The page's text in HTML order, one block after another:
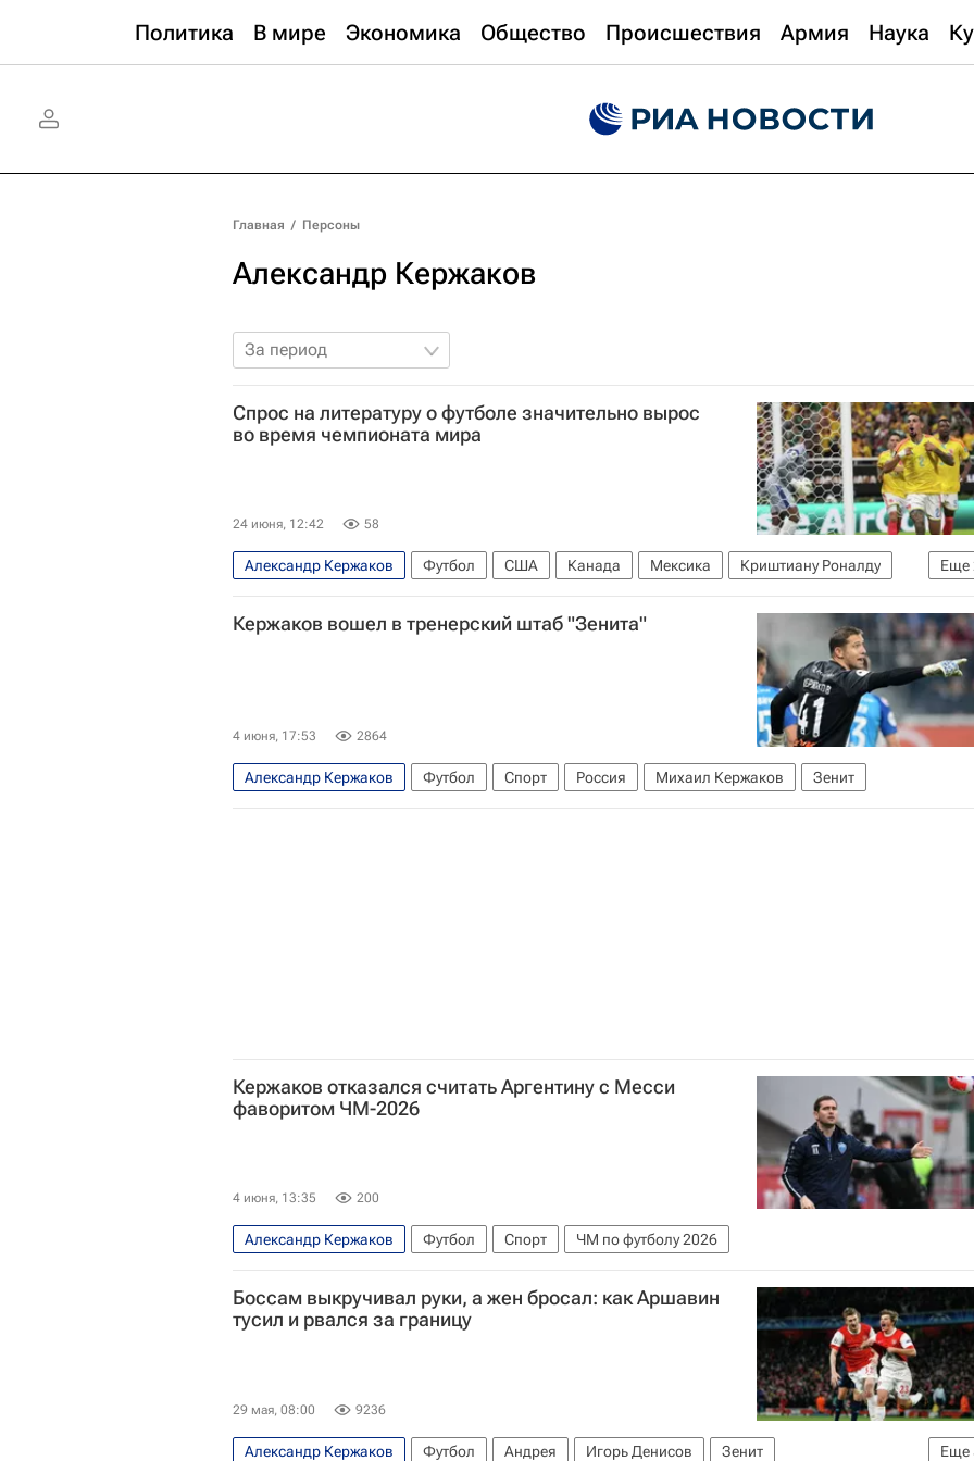
Политика В мире Экономика Общество Происшествия Армия Наука
Главная / Персоны
Александр Кержаков
За период
Спрос на литературу о футболе значительно вырос
во время чемпионата мира
24 июня, 12:42 58
Еще
Александр Кержаков Футбол США Канада Мексика
Криштиану Роналду
ЧМ по футболу 2026
Спорт
Кержаков вошел в тренерский штаб "Зенита"
4 июня, 17:53 2864
Александр Кержаков Футбол Спорт Россия Михаил Кержаков Зенит
Кержаков отказался считать Аргентину с Месси
фаворитом ЧМ-2026
4 июня, 13:35 200
Александр Кержаков Футбол Спорт ЧМ по футболу 2026
Боссам выкручивал руки, а жен бросал: как Аршавин
тусил и рвался за границу
29 мая, 08:00 9236
Еще
Александр Кержаков Футбол Андрея Игорь Денисов
Зенит